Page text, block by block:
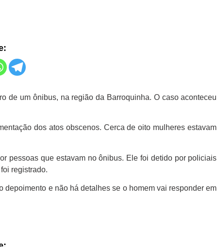
de um ônibus, na região da Barroquinha. O caso aconteceu
dos atos obscenos. Cerca de oito mulheres estavam
pessoas que estavam no ônibus. Ele foi detido por policiais
registrado.
e não há detalhes se o homem vai responder em
enquanto
Gestão enrola enquanto
cidade cobra respostas